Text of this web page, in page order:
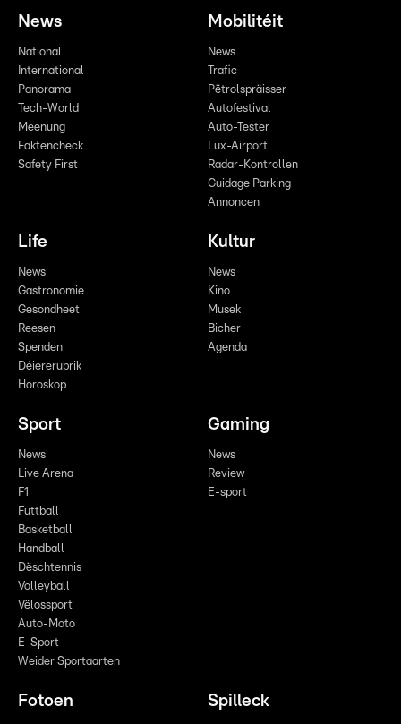
News
National
International
Panorama
Tech-World
Meenung
Faktencheck
Safety First
Mobilitéit
News
Trafic
Pëtrolspräisser
Autofestival
Auto-Tester
Lux-Airport
Radar-Kontrollen
Guidage Parking
Annoncen
Life
News
Gastronomie
Gesondheet
Reesen
Spenden
Déiererubrik
Horoskop
Kultur
News
Kino
Musek
Bicher
Agenda
Sport
News
Live Arena
F1
Futtball
Basketball
Handball
Dëschtennis
Volleyball
Vëlossport
Auto-Moto
E-Sport
Weider Sportaarten
Gaming
News
Review
E-sport
Fotoen Spilleck